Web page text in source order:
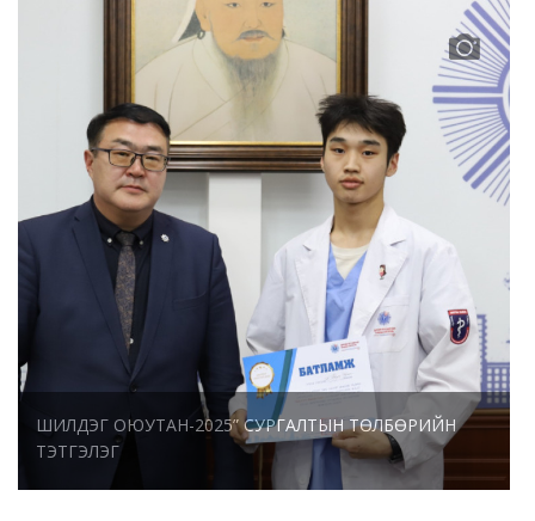
ШИЛДЭГ ОЮУТАН-2025” СУРГАЛТЫН ТӨЛБӨРИЙН
ТЭТГЭЛЭГ